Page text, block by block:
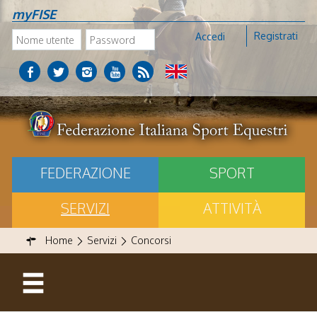
myFISE
Accedi Registrati
FEDERAZIONE
SPORT
SERVIZI
ATTIVITÀ
Home Servizi Concorsi